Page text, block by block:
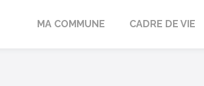
Behren-lès-Forbach
MA COMMUNE CADRE DE VIE